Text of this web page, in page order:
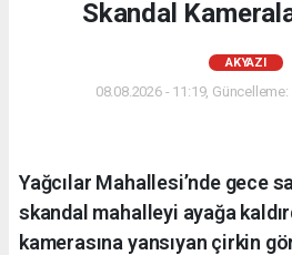
Skandal
AKYAZI
08.08.2026 - 11:19,
Yağcılar Mahallesi’nde gece
skandal mahalleyi ayağa
kamerasına yansıyan çirkin